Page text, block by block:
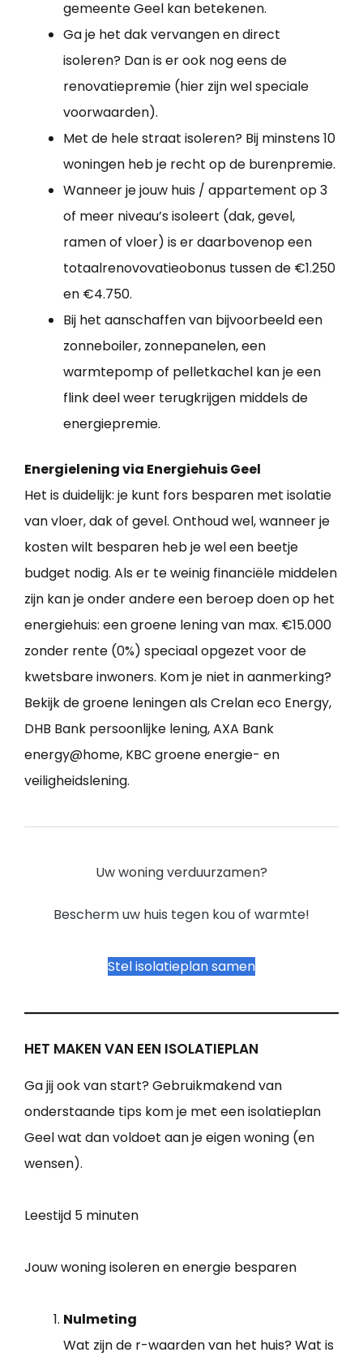
gemeente Geel kan betekenen.
Ga je het dak vervangen en direct
isoleren? Dan is er ook nog eens de
renovatiepremie (hier zijn wel speciale
voorwaarden).
Met de hele straat isoleren? Bij minstens 10
woningen heb je recht op de burenpremie.
Wanneer je jouw huis / appartement op 3
of meer niveau’s isoleert (dak, gevel,
ramen of vloer) is er daarbovenop een
totaalrenovovatieobonus tussen de €1.250
en €4.750.
Bij het aanschaffen van bijvoorbeeld een
zonneboiler, zonnepanelen, een
warmtepomp of pelletkachel kan je een
flink deel weer terugkrijgen middels de
energiepremie.
Energielening via Energiehuis Geel
Het is duidelijk: je kunt fors besparen met isolatie
van vloer, dak of gevel. Onthoud wel, wanneer je
kosten wilt besparen heb je wel een beetje
budget nodig. Als er te weinig financiële middelen
zijn kan je onder andere een beroep doen op het
energiehuis: een groene lening van max. €15.000
zonder rente (0%) speciaal opgezet voor de
kwetsbare inwoners. Kom je niet in aanmerking?
Bekijk de groene leningen als Crelan eco Energy,
DHB Bank persoonlijke lening, AXA Bank
energy@home, KBC groene energie- en
veiligheidslening.
Uw woning verduurzamen?
Bescherm uw huis tegen kou of warmte!
Stel isolatieplan samen
HET MAKEN VAN EEN ISOLATIEPLAN
Ga jij ook van start? Gebruikmakend van
onderstaande tips kom je met een isolatieplan
Geel wat dan voldoet aan je eigen woning (en
wensen).
Leestijd 5 minuten
Jouw woning isoleren en energie besparen
Nulmeting
Wat zijn de r-waarden van het huis? Wat is